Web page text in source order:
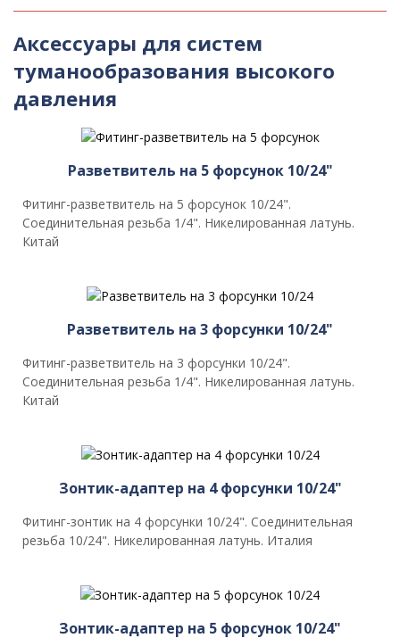
Аксессуары для систем
туманообразования высокого
давления
Разветвитель на 5 форсунок 10/24"
Фитинг-разветвитель на 5 форсунок 10/24".
Соединительная резьба 1/4". Никелированная латунь.
Китай
Разветвитель на 3 форсунки 10/24"
Фитинг-разветвитель на 3 форсунки 10/24".
Соединительная резьба 1/4". Никелированная латунь.
Китай
Зонтик-адаптер на 4 форсунки 10/24"
Фитинг-зонтик на 4 форсунки 10/24". Соединительная
резьба 10/24". Никелированная латунь. Италия
Зонтик-адаптер на 5 форсунок 10/24"